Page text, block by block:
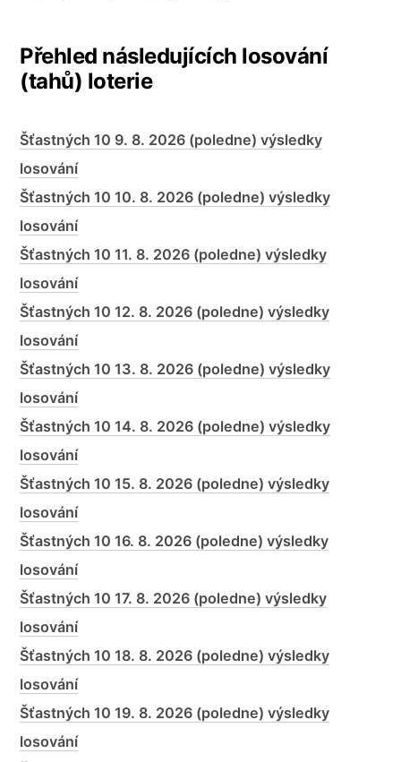
Přehled následujících losování
(tahů) loterie
Šťastných 10 9. 8. 2026 (poledne) výsledky
losování
Šťastných 10 10. 8. 2026 (poledne) výsledky
losování
Šťastných 10 11. 8. 2026 (poledne) výsledky
losování
Šťastných 10 12. 8. 2026 (poledne) výsledky
losování
Šťastných 10 13. 8. 2026 (poledne) výsledky
losování
Šťastných 10 14. 8. 2026 (poledne) výsledky
losování
Šťastných 10 15. 8. 2026 (poledne) výsledky
losování
Šťastných 10 16. 8. 2026 (poledne) výsledky
losování
Šťastných 10 17. 8. 2026 (poledne) výsledky
losování
Šťastných 10 18. 8. 2026 (poledne) výsledky
losování
Šťastných 10 19. 8. 2026 (poledne) výsledky
losování